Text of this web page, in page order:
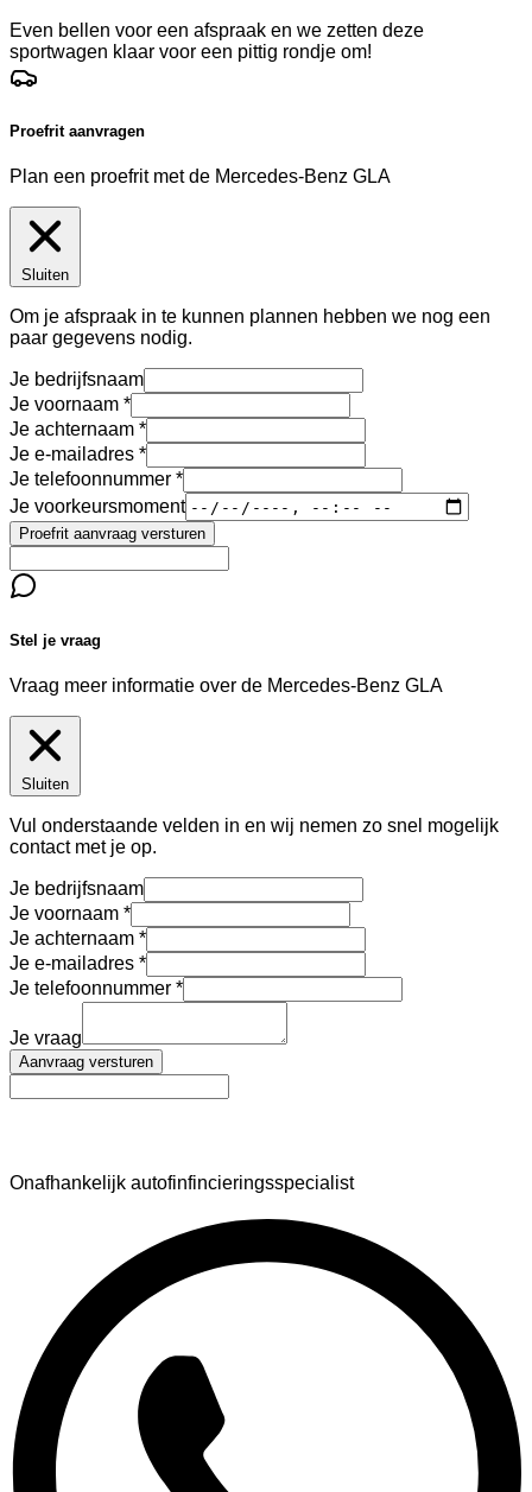
Even bellen voor een afspraak en we zetten deze
sportwagen klaar voor een pittig rondje om!
Proefrit aanvragen
Plan een proefrit met de Mercedes-Benz GLA
Sluiten
Om je afspraak in te kunnen plannen hebben we nog een
paar gegevens nodig.
Je bedrijfsnaam
Je voornaam
Je achternaam
Je e-mailadres
Je telefoonnummer
Je voorkeursmoment
Proefrit aanvraag versturen
Stel je vraag
Vraag meer informatie over de Mercedes-Benz GLA
Sluiten
Vul onderstaande velden in en wij nemen zo snel mogelijk
contact met je op.
Je bedrijfsnaam
Je voornaam
Je achternaam
Je e-mailadres
Je telefoonnummer
Je vraag
Aanvraag versturen
Onafhankelijk autofinfincieringsspecialist